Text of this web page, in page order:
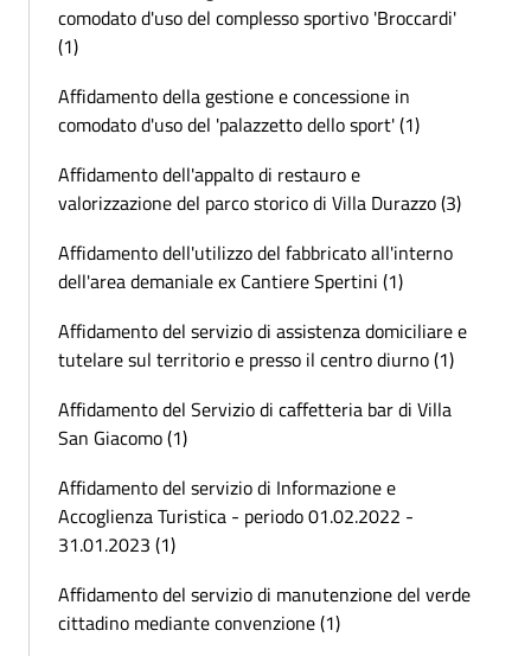
comodato d'uso del complesso sportivo 'Broccardi'
(1)
Affidamento della gestione e concessione in
comodato d'uso del 'palazzetto dello sport' (1)
Affidamento dell'appalto di restauro e
valorizzazione del parco storico di Villa Durazzo (3)
Affidamento dell'utilizzo del fabbricato all'interno
dell'area demaniale ex Cantiere Spertini (1)
Affidamento del servizio di assistenza domiciliare e
tutelare sul territorio e presso il centro diurno (1)
Affidamento del Servizio di caffetteria bar di Villa
San Giacomo (1)
Affidamento del servizio di Informazione e
Accoglienza Turistica - periodo 01.02.2022 -
31.01.2023 (1)
Affidamento del servizio di manutenzione del verde
cittadino mediante convenzione (1)